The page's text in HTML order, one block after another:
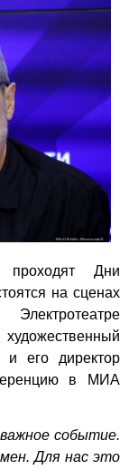
Дни
на сценах
и его директор
в МИА
событие.
Для нас это